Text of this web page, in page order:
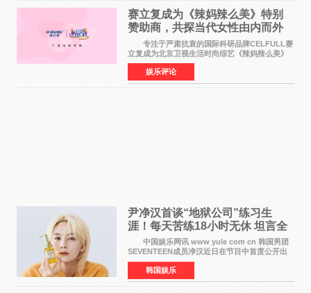
赛立复成为《辣妈辣么美》特别
赞助商，共探当代女性由内而外
活力美
专注于严肃抗衰的国际科研品牌CELFULL赛
立复成为北京卫视生活时尚综艺《辣妈辣么美》
的特别赞助商,明星辣妈袁咏仪倾情参与，向广大
都市女性传递健康生活新主张，寄语当代女性在
家庭与自我之间
娱乐评论
尹净汉首谈“地狱公司”练习生
涯！每天苦练18小时无休 坦言全
靠成员撑过来
中国娱乐网讯 www yule com cn 韩国男团
SEVENTEEN成员净汉近日在节目中首度公开出
道前的残酷练习生经历，并提及经纪公司Pledis
娱乐，引发广泛关注。 在8月2日播出的日本
TBS综艺节目《周
韩国娱乐